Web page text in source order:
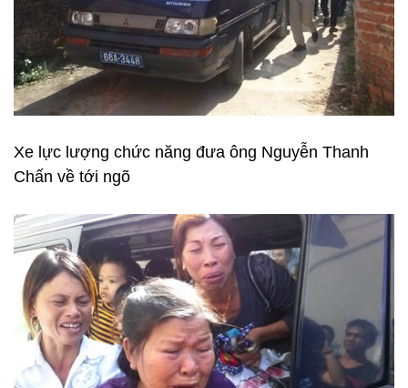
Xe lực lượng chức năng đưa ông Nguyễn Thanh
Chấn về tới ngõ